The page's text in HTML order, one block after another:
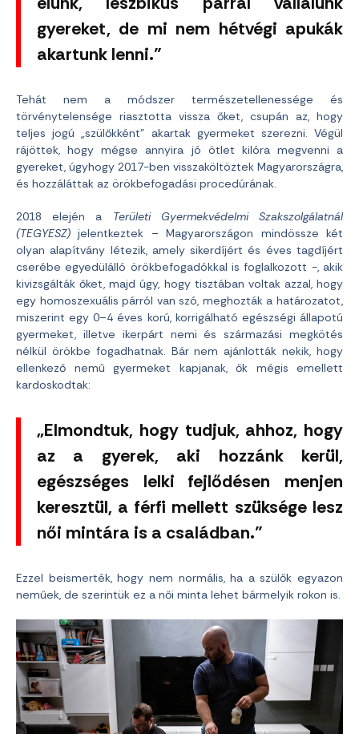
gyereket, de mi nem hétvégi apukák
akartunk lenni.”
Tehát nem a módszer természetellenessége és
törvénytelensége riasztotta vissza őket, csupán az, hogy
teljes jogú „szülőkként” akartak gyermeket szerezni. Végül
rájöttek, hogy mégse annyira jó ötlet kilóra megvenni a
gyereket, úgyhogy 2017-ben visszaköltöztek Magyarországra,
és hozzáláttak az örökbefogadási procedúrának.
2018 elején a Területi Gyermekvédelmi Szakszolgálatnál
(TEGYESZ) jelentkeztek – Magyarországon mindössze két
olyan alapítvány létezik, amely sikerdíjért és éves tagdíjért
cserébe egyedülálló örökbefogadókkal is foglalkozott -, akik
kivizsgálták őket, majd úgy, hogy tisztában voltak azzal, hogy
egy homoszexuális párról van szó, meghozták a határozatot,
miszerint egy 0–4 éves korú, korrigálható egészségi állapotú
gyermeket, illetve ikerpárt nemi és származási megkötés
nélkül örökbe fogadhatnak. Bár nem ajánlották nekik, hogy
ellenkező nemű gyermeket kapjanak, ők mégis emellett
kardoskodtak:
„Elmondtuk, hogy tudjuk, ahhoz, hogy
az a gyerek, aki hozzánk kerül,
egészséges lelki fejlődésen menjen
keresztül, a férfi mellett szüksége lesz
női mintára is a családban.”
Ezzel beismerték, hogy nem normális, ha a szülők egyazon
neműek, de szerintük ez a női minta lehet bármelyik rokon is.